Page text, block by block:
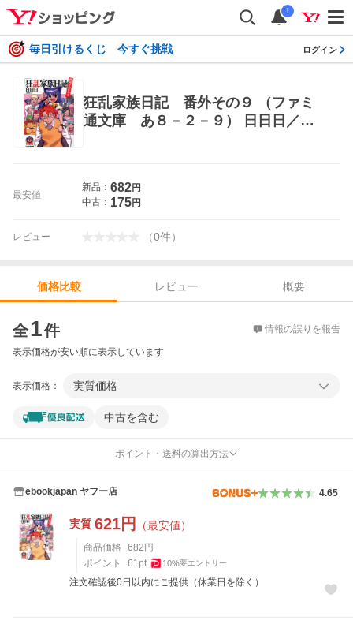
i
毎日引けるくじ 今すぐ挑戦 ログイン
狂乱家族日記 番外その９ （ファミ
通文庫 あ８－２－９） 日日日／著
最安値
新品： 682円
中古： 175円
レビュー （0件）
価格比較 レビュー
概要
全1件 情報の誤りを報告
表示価格が安い順に表示しています
表示価格： 実質価格
中古を含む
ポイント・送料の算出方法
ebookjapan ヤフー店 4.65
実質 621円 （最安値）
商品価格 682 円
ポイント
61pt 10%要エントリー
注文確認後0日以内にご提供（休業日を除く）